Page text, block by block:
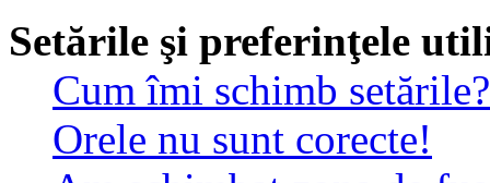
Setările şi preferinţele
Cum îmi schimb setările?
Orele nu sunt corecte!